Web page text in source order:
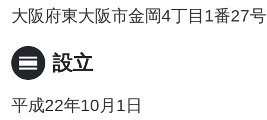
大阪府東大阪市金岡4丁目1番27号
calendar_view_day 設立
平成22年10月1日